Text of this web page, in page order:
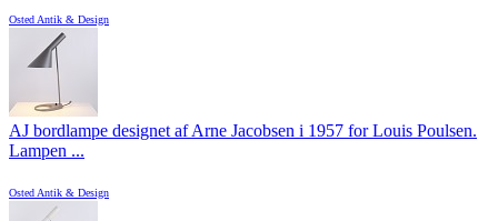
Osted Antik & Design
AJ bordlampe designet af Arne Jacobsen i 1957 for Louis Poulsen.
Lampen ...
Osted Antik & Design